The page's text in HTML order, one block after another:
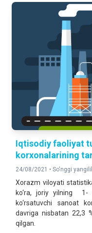
Iqtisodiy faoliyat
korxonalarining
24/08/2021 • So'nggi
Xorazm viloyati
ko‘ra, joriy yilning 1-
ko‘rsatuvchi sanoat
davriga nisbatan 22,3
qilgan.